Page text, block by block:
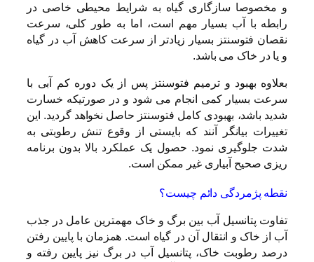
و مخصوصا سازگاری گیاه به شرایط محیطی خاصی در
رابطه با آب بسیار مهم است، اما به طور کلی، سرعت
نقصان فتوسنتز بسیار زیادتر از سرعت کاهش آب در گیاه
و یا در خاک می باشد.
بعلاوه بهبود و ترمیم فتوسنتز پس از یک دوره کم آبی با
سرعت بسیار کمی انجام می شود و در صورتیکه خسارت
شدید باشد، بهبودی کامل فتوسنتز حاصل نخواهد گردید. این
تغییرات بیانگر آنند که بایستی از وقوع تنش رطوبتی به
شدت جلوگیری نمود. حصول یک عملکرد بالا بدون برنامه
ریزی صحیح آبیاری غیر ممکن است.
نقطه پژمردگی دائم چیست؟
تفاوت پتانسیل آب بین برگ و خاک مهمترین عامل در جذب
آب از خاک و انتقال آن در گیاه است. همزمان با پایین رفتن
درصد رطوبت خاک، پتانسیل آب در برگ نیز پایین رفته و